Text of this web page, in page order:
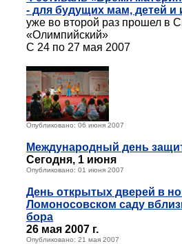
- для будущих мам, детей и
уже во второй раз прошел в
«Олимпийский»
C 24 по 27 мая 2007
Опубликовано: 06 июня 2007
Международный день
Сегодня, 1 июня
Опубликовано: 01 июня 2007
День открытых дверей в
Ломоносовском саду
бора
26 мая 2007 г.
Опубликовано: 21 мая 2007